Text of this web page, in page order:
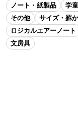
ノート・紙製品 学
その他
サイズ・罫
ロジカルエアーノート
文房具